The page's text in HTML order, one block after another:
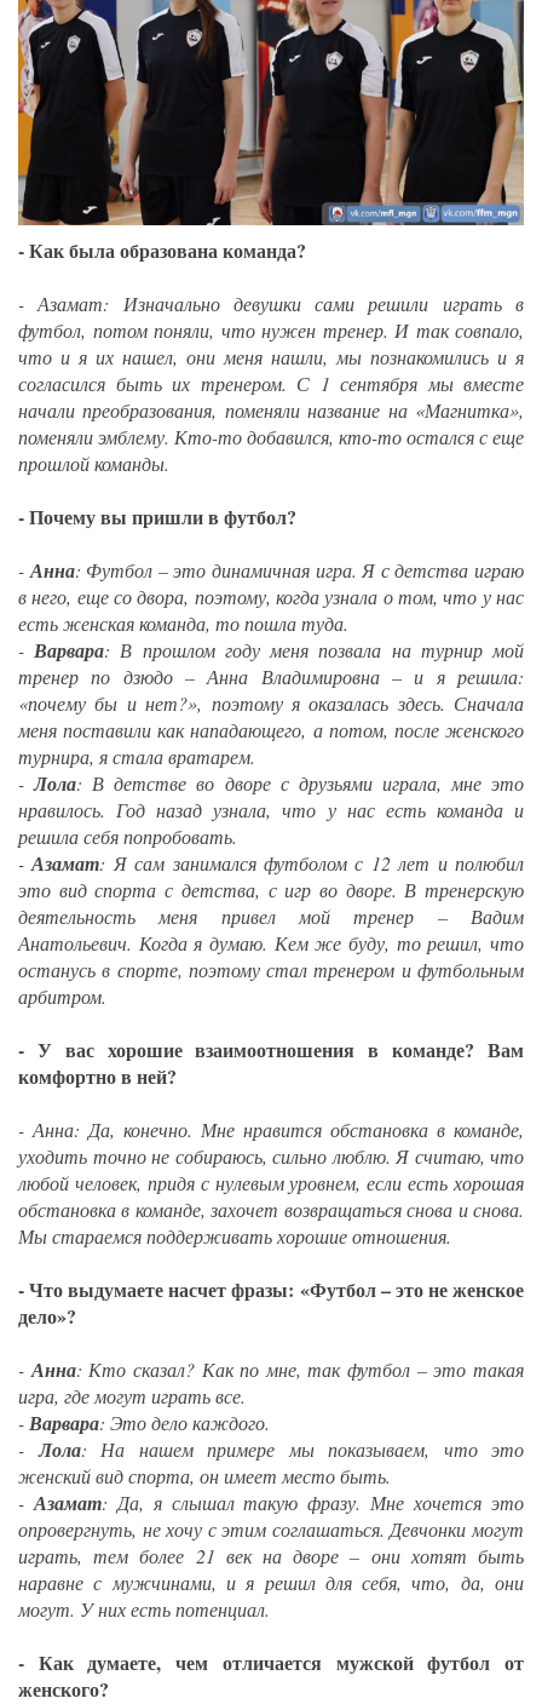
- Как была образована команда?
- Азамат: Изначально девушки сами решили играть в
футбол, потом поняли, что нужен тренер. И так совпало,
что и я их нашел, они меня нашли, мы познакомились и я
согласился быть их тренером. С 1 сентября мы вместе
начали преобразования, поменяли название на «Магнитка»,
поменяли эмблему. Кто-то добавился, кто-то остался с еще
прошлой команды.
- Почему вы пришли в футбол?
-Анна: Футбол – это динамичная игра. Я с детства играю
в него, еще со двора, поэтому, когда узнала о том, что у нас
есть женская команда, то пошла туда.
- Варвара: В прошлом году меня позвала на турнир мой
тренер по дзюдо – Анна Владимировна – и я решила:
«почему бы и нет?», поэтому я оказалась здесь. Сначала
меня поставили как нападающего, а потом, после женского
турнира, я стала вратарем.
-Лола: В детстве во дворе с друзьями играла, мне это
нравилось. Год назад узнала, что у нас есть команда и
решила себя попробовать.
-Азамат: Я сам занимался футболом с 12 лет и полюбил
это вид спорта с детства, с игр во дворе. В тренерскую
деятельность меня привел мой тренер – Вадим
Анатольевич. Когда я думаю. Кем же буду, то решил, что
останусь в спорте, поэтому стал тренером и футбольным
арбитром.
- У вас хорошие взаимоотношения в команде? Вам
комфортно в ней?
- Анна: Да, конечно. Мне нравится обстановка в команде,
уходить точно не собираюсь, сильно люблю. Я считаю, что
любой человек, придя с нулевым уровнем, если есть хорошая
обстановка в команде, захочет возвращаться снова и снова.
Мы стараемся поддерживать хорошие отношения.
- Что выдумаете насчет фразы: «Футбол – это не женское
дело»?
- Анна: Кто сказал? Как по мне, так футбол – это такая
игра, где могут играть все.
-Варвара: Это дело каждого.
-Лола: На нашем примере мы показываем, что это
женский вид спорта, он имеет место быть.
- Азамат: Да, я слышал такую фразу. Мне хочется это
опровергнуть, не хочу с этим соглашаться. Девчонки могут
играть, тем более 21 век на дворе – они хотят быть
наравне с мужчинами, и я решил для себя, что, да, они
могут. У них есть потенциал.
- Как думаете, чем отличается мужской футбол от
женского?